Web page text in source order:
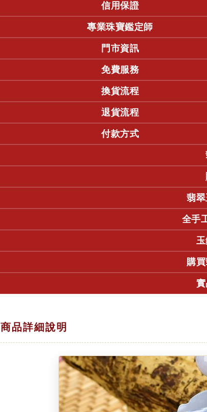
信用保證
專業珠寶鑑定師
門市資訊
免費服務
換貨流程
退貨流程
付款方式
翡
全手
購
商品詳細說明